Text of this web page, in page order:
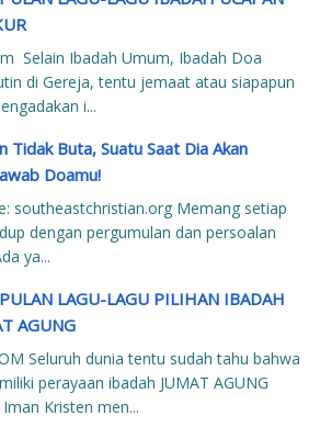
Selain Ibadah Umum, Ibadah Doa
di Gereja, tentu jemaat atau siapapun
i...
Tidak Buta, Suatu Saat Dia Akan
Doamu!
southeastchristian.org Memang setiap
dengan pergumulan dan persoalan
ya...
LAGU-LAGU PILIHAN IBADAH
AGUNG
Seluruh dunia tentu sudah tahu bahwa
perayaan ibadah JUMAT AGUNG
Kristen men...